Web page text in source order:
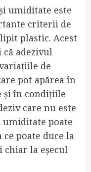
umiditate este
criterii de
plastic. Acest
adezivul
de
pot apărea în
și în condițiile
care nu este
poate
ce poate duce la
chiar la eșecul